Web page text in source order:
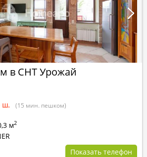
в СНТ Урожай
ш. (15 мин. пешком)
м2
Показать телефон